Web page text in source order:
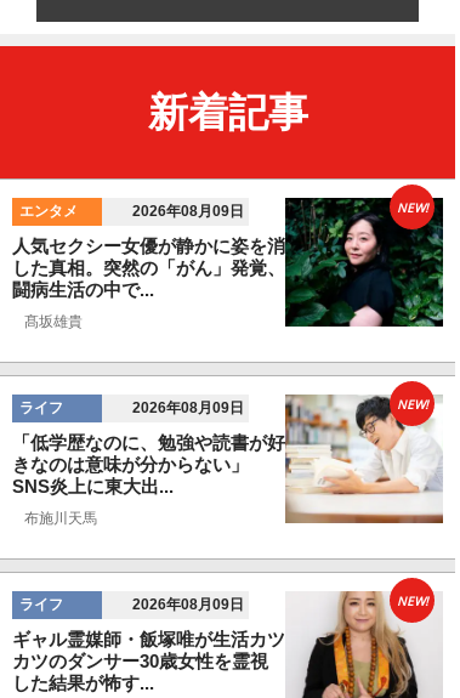
新着記事
エンタメ 2026年08月09日
人気セクシー女優が静かに姿を消
した真相。突然の「がん」発覚、
闘病生活の中で...
髙坂雄貴
NEW!
ライフ 2026年08月09日
「低学歴なのに、勉強や読書が好
きなのは意味が分からない」
SNS炎上に東大出...
布施川天馬
NEW!
ライフ 2026年08月09日
ギャル霊媒師・飯塚唯が生活カツ
カツのダンサー30歳女性を霊視
した結果が怖す...
NEW!